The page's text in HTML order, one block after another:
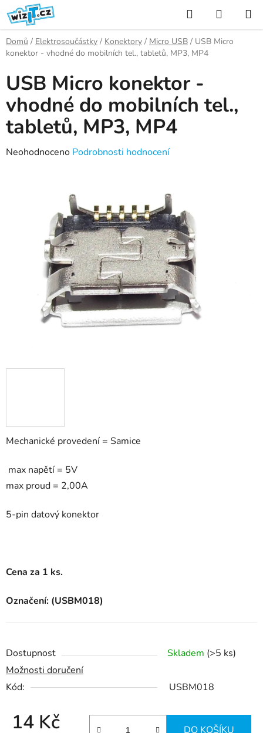
Přejít
na
obsah
Hledat
KOŠÍK
Domů / Elektrosoučástky / Konektory / Micro USB / USB Micro
konektor - vhodné do mobilních tel., tabletů, MP3, MP4
Mechanické provedení = Samice
max napětí = 5V
max proud = 2,00A
5-pin datový konektor
Cena za 1 ks.
Označení: (USBM018)
Dostupnost Skladem (>5 ks)
Možnosti doručení
Kód:
USBM018
14 Kč DO KOŠÍKU
USB Micro konektor -
vhodné do mobilních tel.,
tabletů, MP3, MP4
Průměrné
hvězdiček.
Neohodnoceno Podrobnosti hodnocení